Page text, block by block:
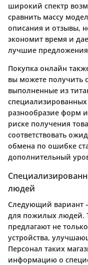
широкий спектр
сравнить массу
описания и отзывы,
экономит время и
лучшие
Покупка онлайн
вы можете получить
выполненные из
специализированных
разнообразие форм
риске получения
соответствовать
обмена по ошибке
дополнительный
людей
Следующий вариант
для пожилых людей.
предлагают не
устройства,
Персонал таких
информацию о